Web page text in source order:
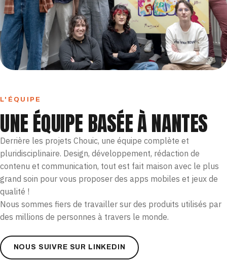
L'ÉQUIPE
UNE ÉQUIPE BASÉE À NANTES
Derrière les projets Chouic, une équipe complète et
pluridisciplinaire. Design, développement, rédaction de
contenu et communication, tout est fait maison avec le plus
grand soin pour vous proposer des apps mobiles et jeux de
qualité !
Nous sommes fiers de travailler sur des produits utilisés par
des millions de personnes à travers le monde.
NOUS SUIVRE SUR LINKEDIN